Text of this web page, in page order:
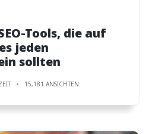
Tools, die auf
jeden
sollten
15,181 ANSICHTEN